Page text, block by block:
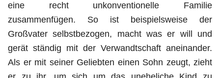
eine recht unkonventionelle Familie
zusammenfügen. So ist beispielsweise der
Großvater selbstbezogen, macht was er will und
gerät ständig mit der Verwandtschaft aneinander.
Als er mit seiner Geliebten einen Sohn zeugt, zieht